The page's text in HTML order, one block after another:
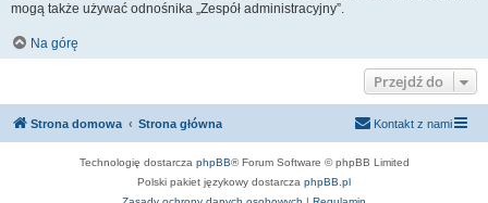
mogą także używać odnośnika „Zespół administracyjny”.
Na górę
Przejdź do
Strona domowa Strona główna Kontakt z nami
Technologię dostarcza phpBB® Forum Software © phpBB Limited
Polski pakiet językowy dostarcza phpBB.pl